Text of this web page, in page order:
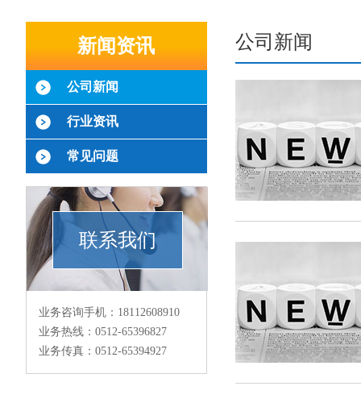
新闻资讯
公司新闻
行业资讯
常见问题
联系我们
业务咨询手机：18112608910
业务热线：0512-65396827
业务传真：0512-65394927
公司新闻